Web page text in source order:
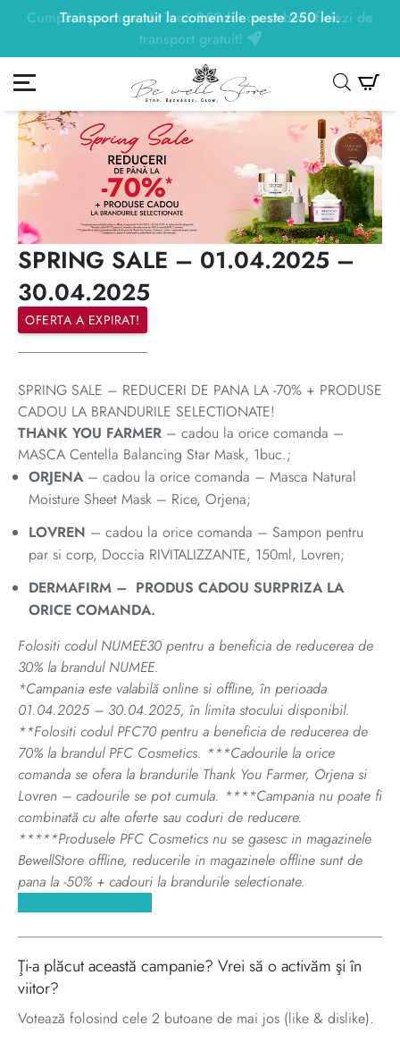
Transport gratuit la comenzile peste250lei.
250lei
meu
SPRING SALE – 01.04.2025 –
30.04.2025
OFERTA A EXPIRAT!
SPRING SALE – REDUCERI DE PANA LA -70% + PRODUSE
CADOU LA BRANDURILE SELECTIONATE!
THANK YOU FARMER – cadou la orice comanda –
MASCA Centella Balancing Star Mask, 1buc.;
ORJENA– cadou la orice comanda – Masca Natural
Moisture Sheet Mask – Rice, Orjena;
LOVREN – cadou la orice comanda – Sampon pentru
par si corp, Doccia RIVITALIZZANTE, 150ml, Lovren;
DERMAFIRM – PRODUS CADOU SURPRIZA LA
ORICE COMANDA.
Folositi codul NUMEE30 pentru a beneficia de reducerea de
30% la brandul NUMEE.
*Campania este valabilă online si offline, în perioada
01.04.2025 – 30.04.2025, în limita stocului disponibil.
**Folositi codul PFC70 pentru a beneficia de reducerea de
70% la brandul PFC Cosmetics. ***Cadourile la orice
comanda se ofera la brandurile Thank You Farmer, Orjena si
Lovren – cadourile se pot cumula. ****Campania nu poate fi
combinată cu alte oferte sau coduri de reducere.
*****Produsele PFC Cosmetics nu se gasesc in magazinele
BewellStore offline, reducerile in magazinele offline sunt de
pana la -50% + cadouri la brandurile selectionate.
Ţi-a plăcut această campanie? Vrei să o activăm şi în
viitor?
Votează folosind cele 2 butoane de mai jos (like & dislike).